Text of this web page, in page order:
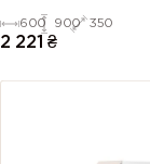
600 900 350
2 221 ₴